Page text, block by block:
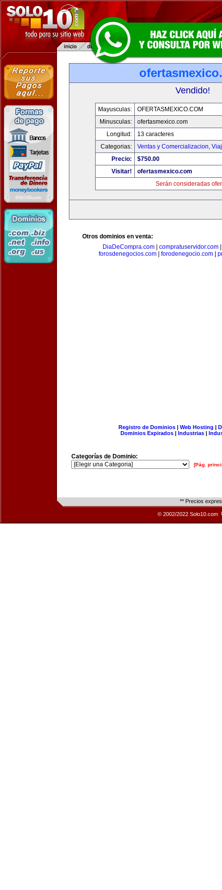
Vendido!
Mayusculas:
OFERTASMEXICO.COM
Minusculas:
ofertasmexico.com
Longitud:
13 caracteres
Categorias:
Ventas y Comercializacion,
Precio:
$750.00
Visitar!
ofertasmexico.com
Serán consideradas
Otros dominios en venta:
DiaDeCompra.com
compratuservidor.com
forosdenegocios.com
forodenegocio.com
Registro de Dominios| Web Hosting |
Dominios Expirados | Industrias |
Categorías de Dominio:
[Pág.
** Precios
© 2002/2022 Solo10.com